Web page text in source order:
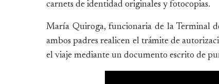
carnets de identidad originales y fotocopias.
María Quiroga, funcionaria de la Terminal
ambos padres realicen el trámite de
el viaje mediante un documento escrito de